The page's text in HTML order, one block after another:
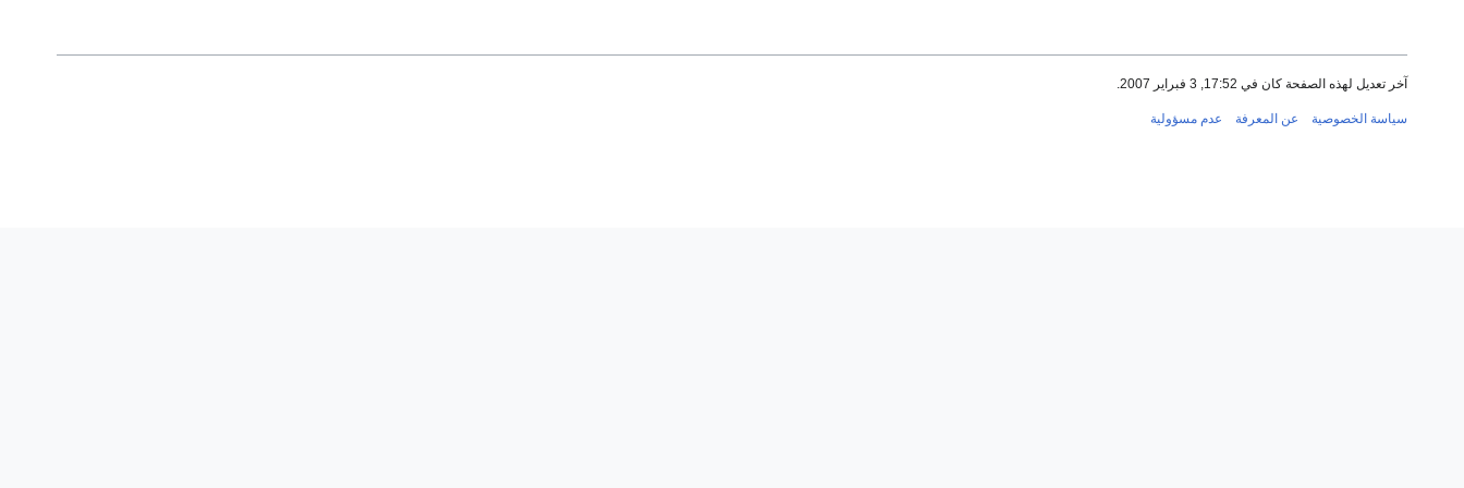
آخر تعديل لهذه الصفحة كان في 17:52, 3 فبراير 2007.
سياسة الخصوصية عن المعرفة عدم مسؤولية